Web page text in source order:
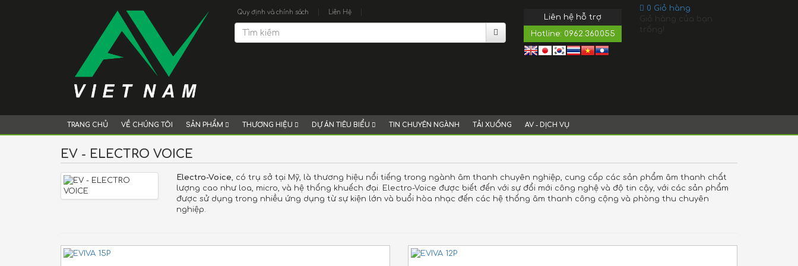
Quy định và chính sách Liên Hệ
Liên hệ hỗ trợ
Hotline: 0962.360.055
0 Giỏ hàng
Giỏ hàng của bạn
trống!
TRANG CHỦ VỀ CHÚNG TÔI SẢN PHẨM THƯƠNG HIỆU DỰ ÁN TIÊU BIỂU TIN CHUYÊN NGÀNH TẢI XUỐNG AV - DỊCH VỤ
EV - ELECTRO VOICE
Electro-Voice, có trụ sở tại Mỹ, là thương hiệu nổi tiếng trong ngành âm thanh chuyên nghiệp, cung cấp các sản phẩm âm thanh chất
lượng cao như loa, micro, và hệ thống khuếch đại. Electro-Voice được biết đến với sự đổi mới công nghệ và độ tin cậy, với các sản phẩm
được sử dụng trong nhiều ứng dụng từ sự kiện lớn và buổi hòa nhạc đến các hệ thống âm thanh công cộng và phòng thu chuyên
nghiệp.